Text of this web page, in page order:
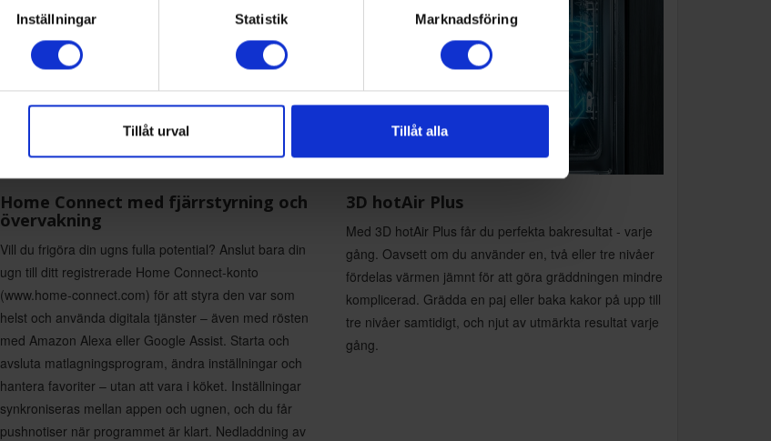
Inställningar Statistik Marknadsföring
Tillåt urval Tillåt alla
Home Connect med fjärrstyrning och
övervakning
Vill du frigöra din ugns fulla potential? Anslut bara din
ugn till ditt registrerade Home Connect-konto
(www.home-connect.com) för att styra den var som
helst och använda digitala tjänster – även med rösten
med Amazon Alexa eller Google Assist. Starta och
avsluta matlagningsprogram, ändra inställningar och
hantera favoriter – utan att vara i köket. Inställningar
synkroniseras mellan appen och ugnen, och du får
pushnotiser när programmet är klart. Nedladdning av
3D hotAir Plus
Med 3D hotAir Plus får du perfekta bakresultat - varje
gång. Oavsett om du använder en, två eller tre nivåer
fördelas värmen jämnt för att göra gräddningen mindre
komplicerad. Grädda en paj eller baka kakor på upp till
tre nivåer samtidigt, och njut av utmärkta resultat varje
gång.